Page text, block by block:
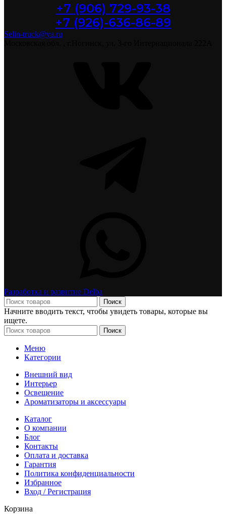
+7 (906) 729-93-38
+7 (926)-636-86-89
Selin-truck@ya.ru
Разработка и развитие Delba
Поиск
Начните вводить текст, чтобы увидеть товары, которые вы
ищете.
Поиск
Меню
Категории
Внешний вид
Интерьер
Освещение
Ароматизаторы и аксессуары
Каталог
О компании
Блог
Контакты
Оплата и доставка
Гарантия
Политика конфиденциальности
Избранное
Вход / Регистрация
Корзина